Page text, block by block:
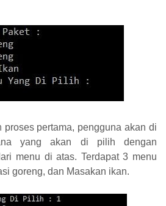
proses pertama, pengguna akan di
yang akan di pilih dengan
menu di atas. Terdapat 3 menu
goreng, dan Masakan ikan.